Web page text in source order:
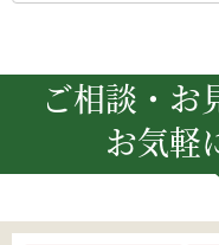
ご相談・
お気軽